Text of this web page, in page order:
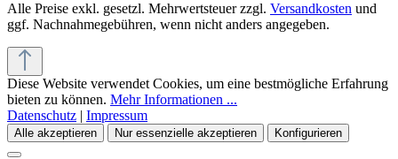
Alle Preise exkl. gesetzl. Mehrwertsteuer zzgl. Versandkosten und
ggf. Nachnahmegebühren, wenn nicht anders angegeben.
Diese Website verwendet Cookies, um eine bestmögliche Erfahrung
bieten zu können. Mehr Informationen ...
Datenschutz | Impressum
Alle akzeptieren Nur essenzielle akzeptieren Konfigurieren